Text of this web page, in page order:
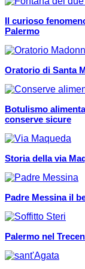
Il curioso
Palermo
Oratorio di Santa
Botulismo
conserve sicure
Storia della via
Padre Messina il
Palermo nel